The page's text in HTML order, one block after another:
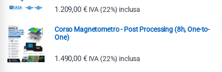
1.209,00 € IVA (22%) inclusa
Corso Magnetometro - Post Processing (8h, One-to-
One)
1.490,00 € IVA (22%) inclusa